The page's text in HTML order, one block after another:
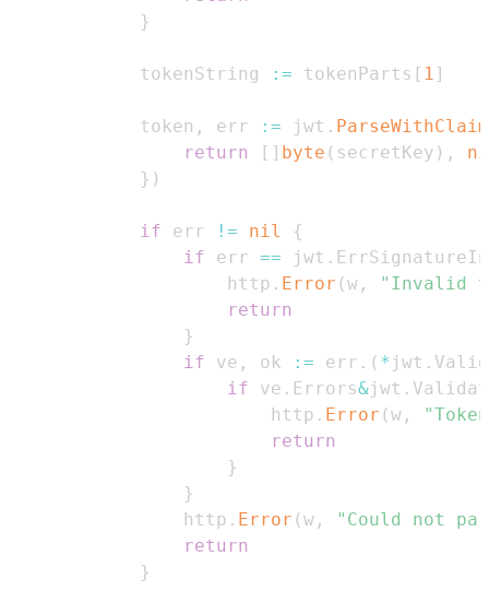
}
            tokenString
:= tokenParts [ 1 ]
            token
, err := jwt .
return
[ ] byte ( secretKey ) ,
} )
if err != nil
{
if err == jwt .
                    http
. Error (w ,
"Invalid
return
}
if ve , ok := err . ( * jwt .
if ve . Errors&jwt .
                        http
. Error (w ,
return
}
}
                http
. Error (w ,
"Could not
return
}